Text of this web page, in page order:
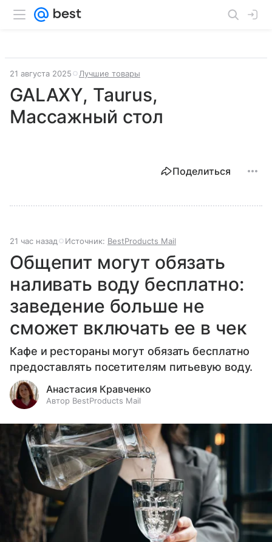
21 августа 2025 Лучшие товары
GALAXY, Taurus,
Массажный стол
Поделиться
21 час назад Источник: BestProducts Mail
Общепит могут обязать
наливать воду бесплатно:
заведение больше не
сможет включать ее в чек
Кафе и рестораны могут обязать бесплатно
предоставлять посетителям питьевую воду.
Анастасия Кравченко
Автор BestProducts Mail